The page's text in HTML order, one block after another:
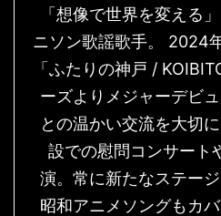
「想像で世界を変える
ニソン歌謡歌手。 2024
「ふたりの神戸 /
ーズよりメジャーデビ
との温かい交流を大切
設での慰問コンサート
演。常に新たなステー
昭和アニメソングもカ